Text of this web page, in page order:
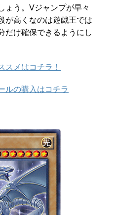
ょう。Vジャンプが早々
が高くなのは遊戯王では
だけ確保できるようにし
スメはコチラ！
ルの購入はコチラ